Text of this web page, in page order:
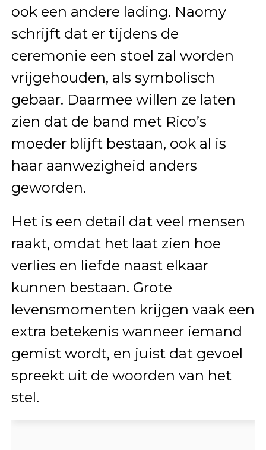
ook een andere lading. Naomy
schrijft dat er tijdens de
ceremonie een stoel zal worden
vrijgehouden, als symbolisch
gebaar. Daarmee willen ze laten
zien dat de band met Rico’s
moeder blijft bestaan, ook al is
haar aanwezigheid anders
geworden.
Het is een detail dat veel mensen
raakt, omdat het laat zien hoe
verlies en liefde naast elkaar
kunnen bestaan. Grote
levensmomenten krijgen vaak een
extra betekenis wanneer iemand
gemist wordt, en juist dat gevoel
spreekt uit de woorden van het
stel.